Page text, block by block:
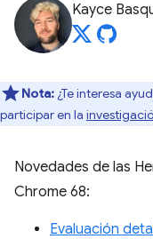
Kayce
Nota: ¿Te interesa
participar en la
Novedades de las
Chrome 68:
Evaluación